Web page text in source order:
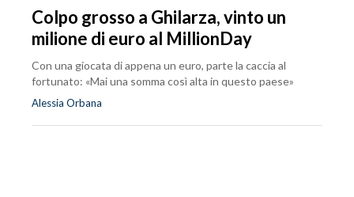
Colpo grosso a Ghilarza, vinto un
milione di euro al MillionDay
Con una giocata di appena un euro, parte la caccia al
fortunato: «Mai una somma così alta in questo paese»
Alessia Orbana